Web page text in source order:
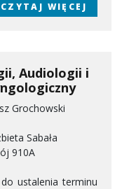
WIĘCEJ
Audiologii i
Grochowski
Sabała
910A
ustalenia terminu